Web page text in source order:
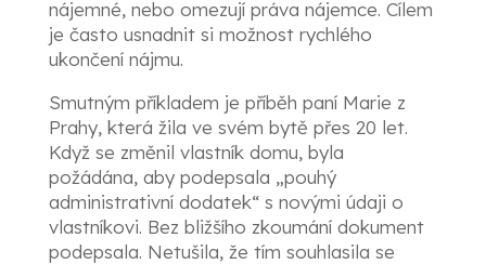
nájemné, nebo omezují práva nájemce. Cílem
je často usnadnit si možnost rychlého
ukončení nájmu.
Smutným příkladem je příběh paní Marie z
Prahy, která žila ve svém bytě přes 20 let.
Když se změnil vlastník domu, byla
požádána, aby podepsala „pouhý
administrativní dodatek“ s novými údaji o
vlastníkovi. Bez bližšího zkoumání dokument
podepsala. Netušila, že tím souhlasila se